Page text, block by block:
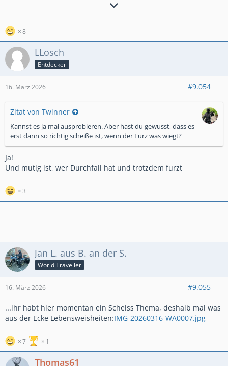
cu Jürgen
Wenn der Lenker auf dem Asphalt kratzt war's zuviel mit der
Schräglage!
8
LLosch
Entdecker
16. März 2026 #9.054
Zitat von Twinner
Kannst es ja mal ausprobieren. Aber hast du gewusst, dass es
erst dann so richtig scheiße ist, wenn der Furz was wiegt?
Ja!
Und mutig ist, wer Durchfall hat und trotzdem furzt
3
Jan L. aus B. an der S.
World Traveller
16. März 2026 #9.055
...ihr habt hier momentan ein Scheiss Thema, deshalb mal was
aus der Ecke Lebensweisheiten:IMG-20260316-WA0007.jpg
7 1
Thomas61